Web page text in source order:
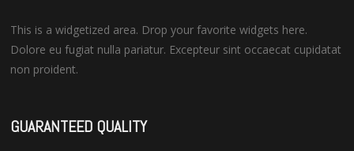
This is a widgetized area. Drop your favorite widgets here.
Dolore eu fugiat nulla pariatur. Excepteur sint occaecat cupidatat
non proident.
GUARANTEED QUALITY